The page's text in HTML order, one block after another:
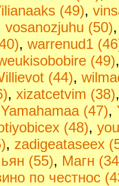
(49),
vosanozjuhu (50)
, warrenud1
(49)
(44),
, xizatcetvim (38)
Yamahamaa (47),
(48),
, zadigeataseex
(55), Магн
по честнос